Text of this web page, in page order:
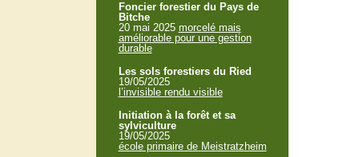
Foncier forestier du Pays de
Bitche
20 mai 2025 morcelé mais
améliorable pour une gestion
durable
Les sols forestiers du Ried
19/05/2025
l’invisible rendu visible
Initiation à la forêt et sa
sylviculture
19/05/2025
école primaire de Meistratzheim